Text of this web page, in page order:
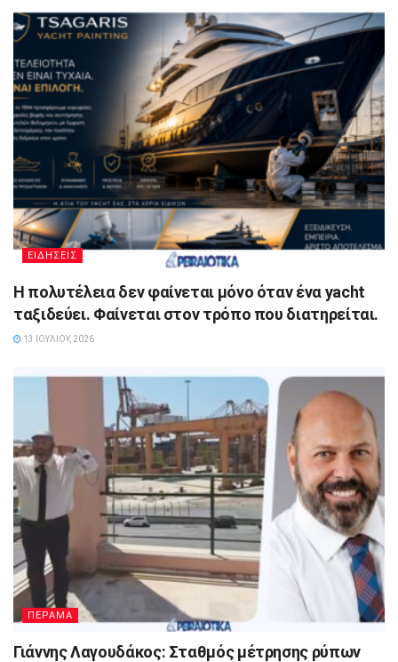
ΕΙΔΗΣΕΙΣ
Η πολυτέλεια δεν φαίνεται μόνο όταν ένα yacht
ταξιδεύει. Φαίνεται στον τρόπο που διατηρείται.
13 ΙΟΥΛΊΟΥ, 2026
ΠΕΡΑΜΑ
Γιάννης Λαγουδάκος: Σταθμός μέτρησης ρύπων